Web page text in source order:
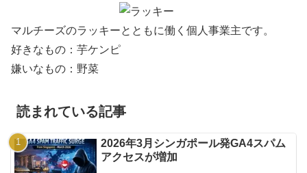
マルチーズのラッキーとともに働く個人事業主です。
好きなもの：芋ケンピ
嫌いなもの：野菜
読まれている記事
2026年3月シンガポール発GA4スパム
アクセスが増加